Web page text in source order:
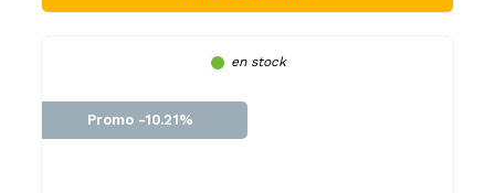
en stock
Promo -10.21%